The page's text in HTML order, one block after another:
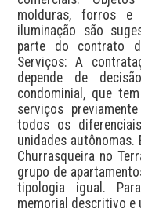
molduras, forros
iluminação são
parte do contrato
Serviços: A
depende de
condominial, que
serviços
todos os
unidades autônomas.
Churrasqueira no
grupo de
tipologia igual.
memorial descritivo e